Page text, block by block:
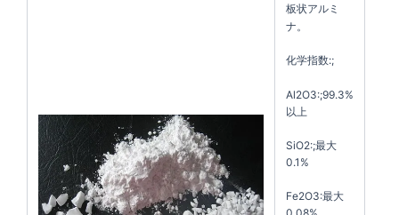
板状アルミ
ナ。
化学指数:;
Al2O3:;99.3%
以上
SiO2:;最大
0.1%
Fe2O3:最大